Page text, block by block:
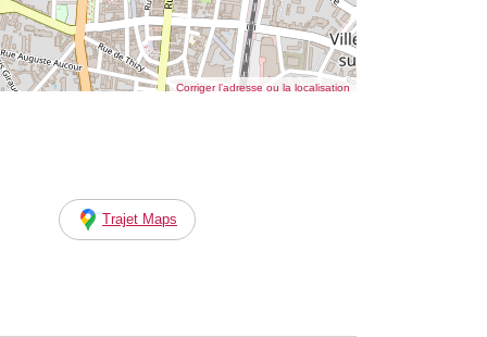
Corriger l’adresse ou la localisation
Trajet Maps